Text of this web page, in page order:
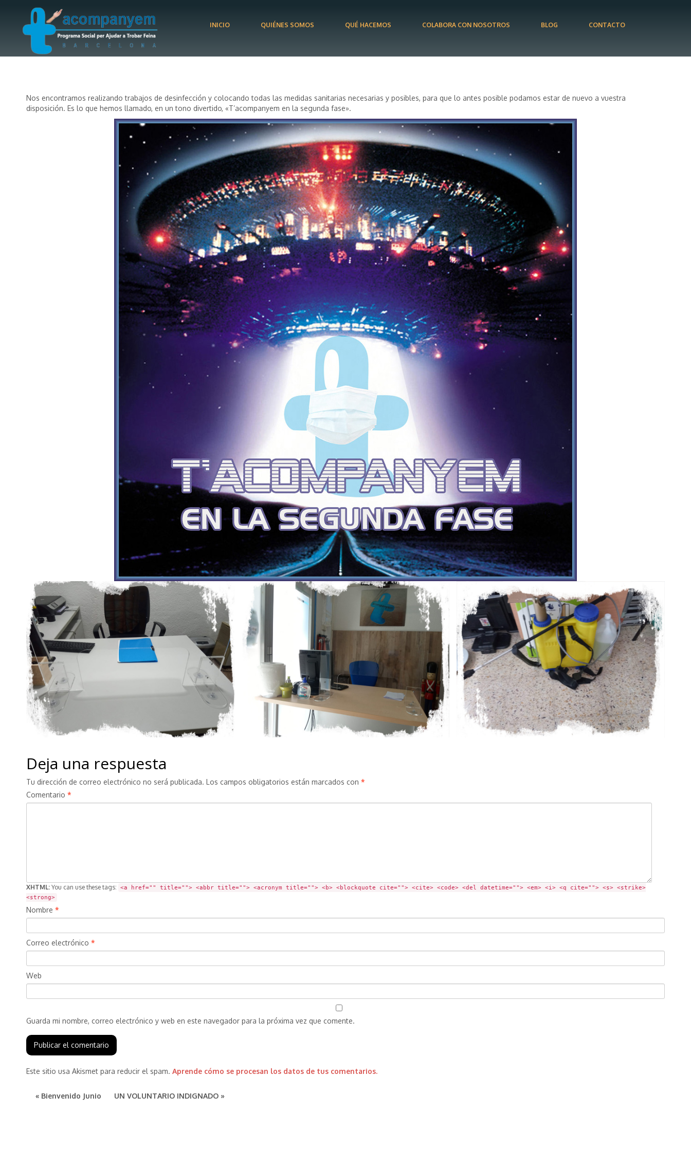
INICIO QUIÉNES SOMOS QUÉ HACEMOS COLABORA CON NOSOTROS BLOG CONTACTO
Nos encontramos realizando trabajos de desinfección y colocando todas las medidas sanitarias necesarias y posibles, para que lo antes posible podamos estar de nuevo a vuestra
disposición. Es lo que hemos llamado, en un tono divertido, «T’acompanyem en la segunda fase».
Deja una respuesta
Tu dirección de correo electrónico no será publicada. Los campos obligatorios están marcados con *
Comentario *
XHTML: You can use these tags:
<a href="" title=""> <abbr title=""> <acronym title=""> <b> <blockquote cite=""> <cite> <code> <del datetime=""> <em> <i> <q cite=""> <s> <strike>
<strong>
Nombre *
Correo electrónico *
Web
Guarda mi nombre, correo electrónico y web en este navegador para la próxima vez que comente.
Este sitio usa Akismet para reducir el spam. Aprende cómo se procesan los datos de tus comentarios.
« Bienvenido Junio UN VOLUNTARIO INDIGNADO »